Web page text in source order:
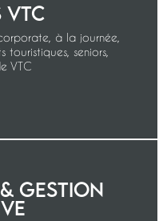
à la journée,
touristiques, seniors,
VTC
gestion